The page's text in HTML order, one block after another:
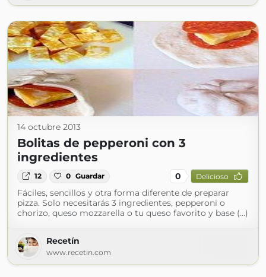
14 octubre 2013
Bolitas de pepperoni con 3
ingredientes
12 0 Guardar 0 Delicioso
Fáciles, sencillos y otra forma diferente de preparar
pizza. Solo necesitarás 3 ingredientes, pepperoni o
chorizo, queso mozzarella o tu queso favorito y base (...)
Recetín
www.recetin.com